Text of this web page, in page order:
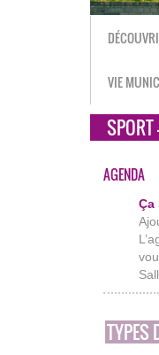
VIE
SPORT
AGENDA
Ça
TYPES